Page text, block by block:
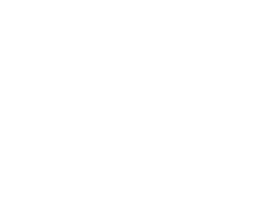
een volledig ingericht kitchenette